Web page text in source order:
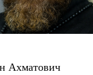
Ахматович